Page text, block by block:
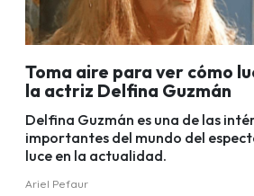
Toma aire para ver cómo
la actriz Delfina Guzmán
Delfina Guzmán es una de las
importantes del mundo del
luce en la actualidad.
Ariel Pefaur